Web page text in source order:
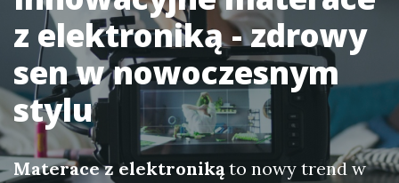
z elektroniką - zdrowy
sen w nowoczesnym
stylu
Materace z elektronikąto nowy trend w